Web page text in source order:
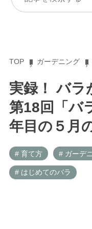
TOP ガーデニング
実録！ バラ
第18回「バ
年目の５月
# 育て方 # ガーデ
# はじめてのバラ